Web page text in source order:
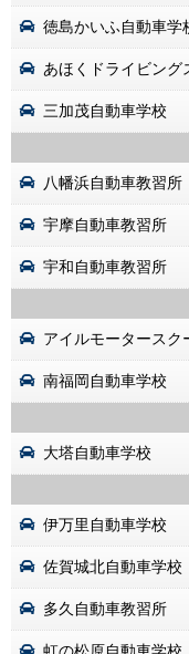
徳島かいふ自動車学
あほくドライビング
三加茂自動車学校
八幡浜自動車教習所
宇摩自動車教習所
宇和自動車教習所
アイルモータース
南福岡自動車学校
大塔自動車学校
伊万里自動車学校
佐賀城北自動車学校
多久自動車教習所